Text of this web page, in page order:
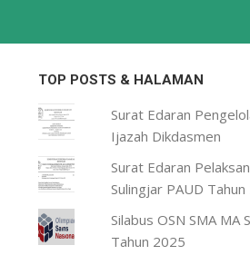
TOP POSTS & HALAMAN
Surat Edaran
Ijazah Dikdasmen
Surat Edaran
Sulingjar PAUD
Silabus OSN SMA MA
Tahun 2025